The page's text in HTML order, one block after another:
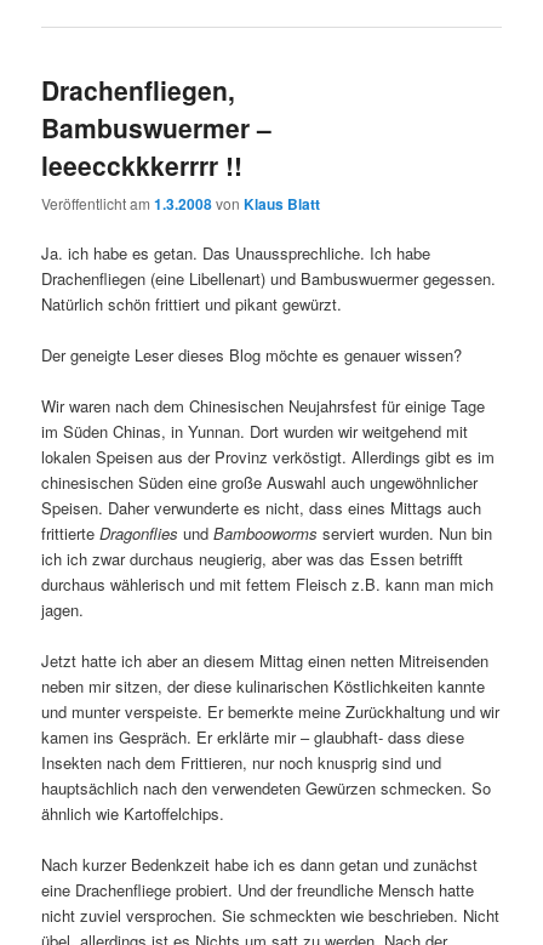
Drachenfliegen,
Bambuswuermer –
leeecckkkerrrr !!
Veröffentlicht am1.3.2008vonKlaus Blatt
Ja. ich habe es getan. Das Unaussprechliche. Ich habe
Drachenfliegen (eine Libellenart) und Bambuswuermer gegessen.
Natürlich schön frittiert und pikant gewürzt.
Der geneigte Leser dieses Blog möchte es genauer wissen?
Wir waren nach dem Chinesischen Neujahrsfest für einige Tage
im Süden Chinas, in Yunnan. Dort wurden wir weitgehend mit
lokalen Speisen aus der Provinz verköstigt. Allerdings gibt es im
chinesischen Süden eine große Auswahl auch ungewöhnlicher
Speisen. Daher verwunderte es nicht, dass eines Mittags auch
frittierteDragonfliesundBambooworms serviert wurden. Nun bin
ich ich zwar durchaus neugierig, aber was das Essen betrifft
durchaus wählerisch und mit fettem Fleisch z.B. kann man mich
jagen.
Jetzt hatte ich aber an diesem Mittag einen netten Mitreisenden
neben mir sitzen, der diese kulinarischen Köstlichkeiten kannte
und munter verspeiste. Er bemerkte meine Zurückhaltung und wir
kamen ins Gespräch. Er erklärte mir – glaubhaft- dass diese
Insekten nach dem Frittieren, nur noch knusprig sind und
hauptsächlich nach den verwendeten Gewürzen schmecken. So
ähnlich wie Kartoffelchips.
Nach kurzer Bedenkzeit habe ich es dann getan und zunächst
eine Drachenfliege probiert. Und der freundliche Mensch hatte
nicht zuviel versprochen. Sie schmeckten wie beschrieben. Nicht